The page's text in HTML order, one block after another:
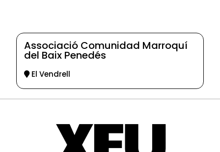
Associació Comunidad Marroquí
del Baix Penedés
El Vendrell